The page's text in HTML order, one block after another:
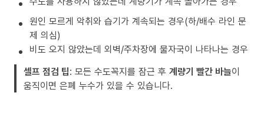
원인 모르게 악취와 습기가 계속되는 경우(하/배수 라인 문
제 의심)
비도 오지 않았는데 외벽/주차장에 물자국이 나타나는 경우
셀프 점검 팁: 모든 수도꼭지를 잠근 후 계량기 빨간 바늘이
움직이면 은폐 누수가 있을 수 있습니다.